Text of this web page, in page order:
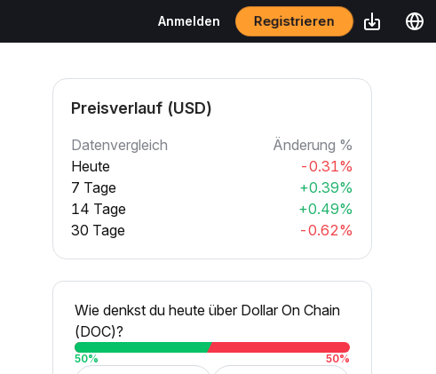
Anmelden Registrieren
Preisverlauf (USD)
Datenvergleich
Änderung %
Heute
-0.31%
7 Tage
+0.39%
14 Tage
+0.49%
30 Tage
-0.62%
Wie denkst du heute über Dollar On Chain
(DOC)?
50% 50%